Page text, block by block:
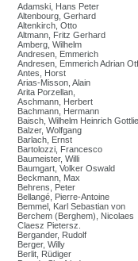
Adamski, Hans Peter
Altenbourg, Gerhard
Altenkirch, Otto
Altmann, Fritz Gerhard
Amberg, Wilhelm
Andresen, Emmerich
Andresen, Emmerich Adrian
Antes, Horst
Arias-Misson, Alain
Arita Porzellan,
Aschmann, Herbert
Bachmann, Hermann
Baisch, Wilhelm Heinrich
Balzer, Wolfgang
Barlach, Ernst
Bartolozzi, Francesco
Baumeister, Willi
Baumgart, Volker Oswald
Beckmann, Max
Behrens, Peter
Bellangé, Pierre-Antoine
Bemmel, Karl Sebastian von
Berchem (Berghem), Nicolaes
Claesz Pietersz.
Bergander, Rudolf
Berger, Willy
Berlit, Rüdiger